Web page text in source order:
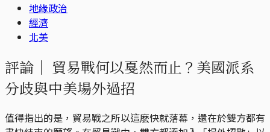
地緣政治
經濟
北美
評論｜ 貿易戰何以戛然而止？美國派系
分歧與中美場外過招
值得指出的是，貿易戰之所以這麽快就落幕，還在於雙方都有